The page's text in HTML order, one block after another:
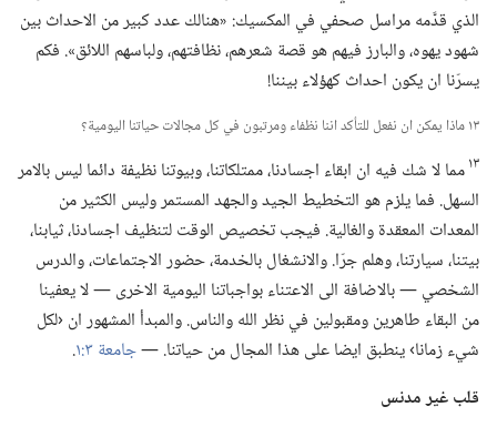
الذي قدَّمه مراسل صحفي في المكسيك:‏ «هنالك عدد كبير من الاحداث بين
شهود يهوه،‏ والبارز فيهم هو قصة شعرهم،‏ نظافتهم،‏ ولباسهم اللائق».‏ فكم
يسرّنا ان يكون احداث كهؤلاء بيننا!‏
١٣ ماذا يمكن ان نفعل للتأكد اننا نظفاء ومرتبون في كل مجالات حياتنا اليومية؟‏
١٣مما لا شك فيه ان ابقاء اجسادنا،‏ ممتلكاتنا،‏ وبيوتنا نظيفة دائما ليس بالامر
السهل.‏ فما يلزم هو التخطيط الجيد والجهد المستمر وليس الكثير من
المعدات المعقدة والغالية.‏ فيجب تخصيص الوقت لتنظيف اجسادنا،‏ ثيابنا،‏
بيتنا،‏ سيارتنا،‏ وهلم جرّا.‏ والانشغال بالخدمة،‏ حضور الاجتماعات،‏ والدرس
الشخصي —‏ بالاضافة الى الاعتناء بواجباتنا اليومية الاخرى —‏ لا يعفينا
من البقاء طاهرين ومقبولين في نظر الله والناس.‏ والمبدأ المشهور ان ‹لكل
شيء زمانا› ينطبق ايضا على هذا المجال من حياتنا.‏ —‏جامعة ٣:‏١
‏.‏
قلب غير مدنس